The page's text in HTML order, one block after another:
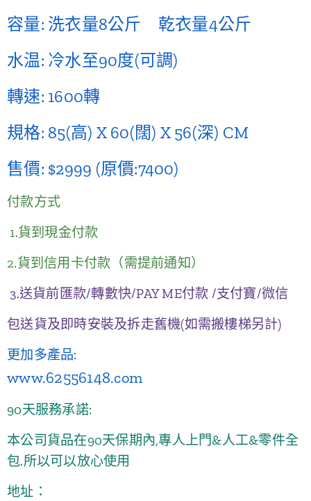
容量: 洗衣量8公斤 乾衣量4公斤
水温: 冷水至90度(可調)
轉速: 1600轉
規格: 85(高) X 60(闊) X 56(深) CM
售價: $2999 (原價:7400)
付款方式
1.貨到現金付款
2.貨到信用卡付款（需提前通知）
3.送貨前匯款/轉數快/PAY ME付款 /支付寶/微信
包送貨及即時安裝及拆走舊機(如需搬樓梯另計)
更加多產品:
www.62556148.com
90天服務承諾:
本公司貨品在90天保期內,專人上門&人工&零件全
包.所以可以放心使用
地址：